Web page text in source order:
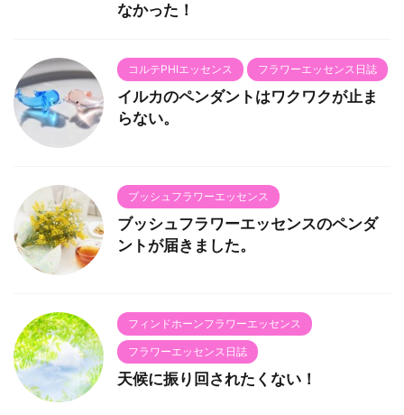
なかった！
コルテPHIエッセンス フラワーエッセンス日誌
イルカのペンダントはワクワクが止ま
らない。
ブッシュフラワーエッセンス
ブッシュフラワーエッセンスのペンダ
ントが届きました。
フィンドホーンフラワーエッセンス
フラワーエッセンス日誌
天候に振り回されたくない！